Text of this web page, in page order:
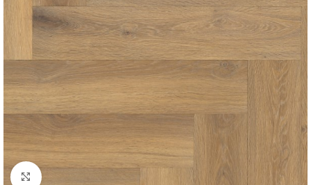
Afbeelding vergroten